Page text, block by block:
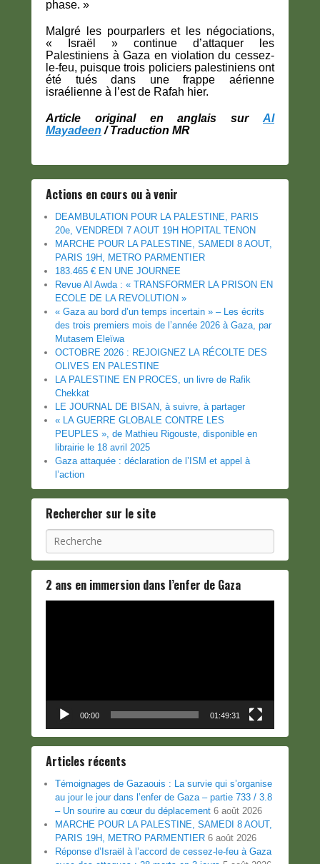
phase. »
Malgré les pourparlers et les négociations,
« Israël » continue d’attaquer les
Palestiniens à Gaza en violation du cessez-
le-feu, puisque trois policiers palestiniens ont
été tués dans une frappe aérienne
israélienne à l’est de Rafah hier.
Article original en anglais sur Al
Mayadeen / Traduction MR
Actions en cours ou à venir
DEAMBULATION POUR LA PALESTINE, PARIS
20e, VENDREDI 7 AOUT 19H HOPITAL TENON
MARCHE POUR LA PALESTINE, SAMEDI 8 AOUT,
PARIS 19H, METRO PARMENTIER
183.465 € EN UNE JOURNEE
Revue Al Awda : « TRANSFORMER LA PRISON EN
ECOLE DE LA REVOLUTION »
« Gaza au bord d’un temps incertain » – Les écrits
des trois premiers mois de l’année 2026 à Gaza, par
Mutasem Eleïwa
OCTOBRE 2026 : REJOIGNEZ LA RÉCOLTE DES
OLIVES EN PALESTINE
LA PALESTINE EN PROCES, un livre de Rafik
Chekkat
LE JOURNAL DE BISAN, à suivre, à partager
« LA GUERRE GLOBALE CONTRE LES
PEUPLES », de Mathieu Rigouste, disponible en
librairie le 18 avril 2025
Gaza attaquée : déclaration de l’ISM et appel à
l’action
Rechercher sur le site
Recherche
2 ans en immersion dans l’enfer de Gaza
00:00 01:49:31
Articles récents
Témoignages de Gazaouis : La survie qui s’organise
au jour le jour dans l’enfer de Gaza – partie 733 / 3.8
– Un sourire au cœur du déplacement 6 août 2026
MARCHE POUR LA PALESTINE, SAMEDI 8 AOUT,
PARIS 19H, METRO PARMENTIER 6 août 2026
Réponse d’Israël à l’accord de cessez-le-feu à Gaza